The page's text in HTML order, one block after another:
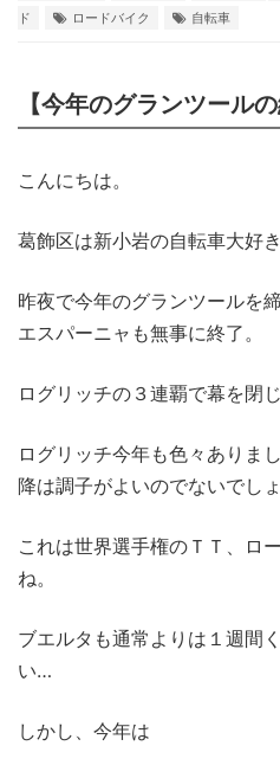
ド
ロードバイク 自転車
【今年のグランツールの
こんにちは。
葛飾区は新小岩の自転車大好
昨夜で今年のグランツールを
エスパーニャも無事に終了。
ログリッチの３連覇で幕を閉じ
ログリッチ今年も色々ありま
降は調子がよいのでないでし
これは世界選手権のＴＴ、ロ
ね。
ブエルタも通常よりは１週間
い…
しかし、今年は